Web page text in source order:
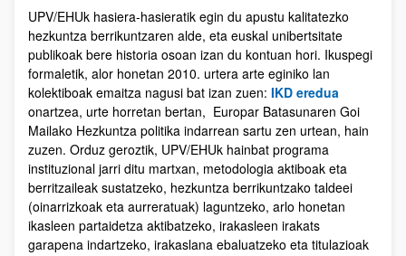
UPV/EHUk hasiera-hasieratik egin du apustu kalitatezko
hezkuntza berrikuntzaren alde, eta euskal unibertsitate
publikoak bere historia osoan izan du kontuan hori. Ikuspegi
formaletik, alor honetan 2010. urtera arte eginiko lan
kolektiboak emaitza nagusi bat izan zuen: IKD eredua
onartzea, urte horretan bertan, Europar Batasunaren Goi
Mailako Hezkuntza politika indarrean sartu zen urtean, hain
zuzen. Orduz geroztik, UPV/EHUk hainbat programa
instituzional jarri ditu martxan, metodologia aktiboak eta
berritzaileak sustatzeko, hezkuntza berrikuntzako taldeei
(oinarrizkoak eta aurreratuak) laguntzeko, arlo honetan
ikasleen partaidetza aktibatzeko, irakasleen irakats
garapena indartzeko, irakaslana ebaluatzeko eta titulazioak